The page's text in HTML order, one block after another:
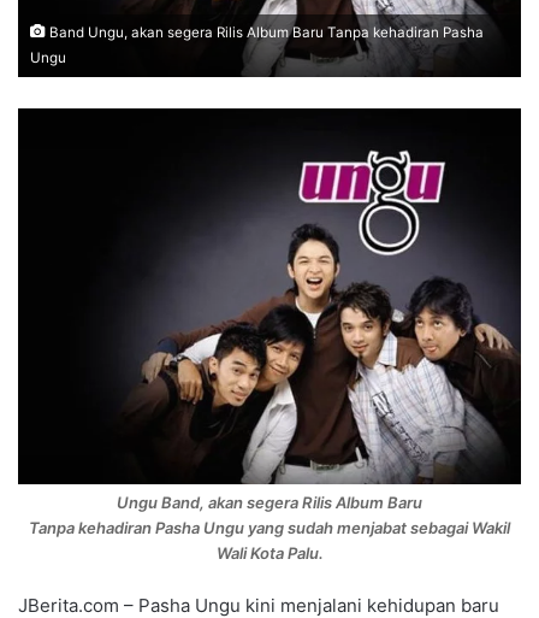
Band Ungu, akan segera Rilis Album Baru Tanpa kehadiran Pasha
Ungu
Ungu Band, akan segera Rilis Album Baru
Tanpa kehadiran Pasha Ungu yang sudah menjabat sebagai Wakil
Wali Kota Palu.
JBerita.com – Pasha Ungu kini menjalani kehidupan baru